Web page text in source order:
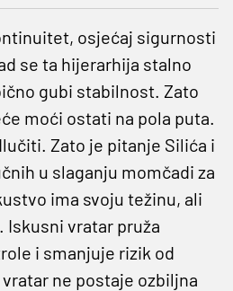
osjećaj sigurnosti
se ta hijerarhija stalno
gubi stabilnost. Zato
moći ostati na pola puta.
Zato je pitanje Silića i
u slaganju momčadi za
ima svoju težinu, ali
Iskusni vratar pruža
i smanjuje rizik od
ne postaje ozbiljna